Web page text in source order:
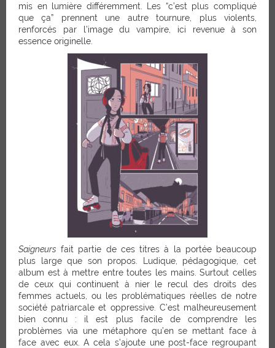
mis en lumière différemment. Les “c’est plus compliqué
que ça” prennent une autre tournure, plus violents,
renforcés par l’image du vampire, ici revenue à son
essence originelle.
Saigneurs fait partie de ces titres à la portée beaucoup
plus large que son propos. Ludique, pédagogique, cet
album est à mettre entre toutes les mains. Surtout celles
de ceux qui continuent à nier le recul des droits des
femmes actuels, ou les problématiques réelles de notre
société patriarcale et oppressive. C’est malheureusement
bien connu : il est plus facile de comprendre les
problèmes via une métaphore qu’en se mettant face à
face avec eux. A cela s’ajoute une post-face regroupant